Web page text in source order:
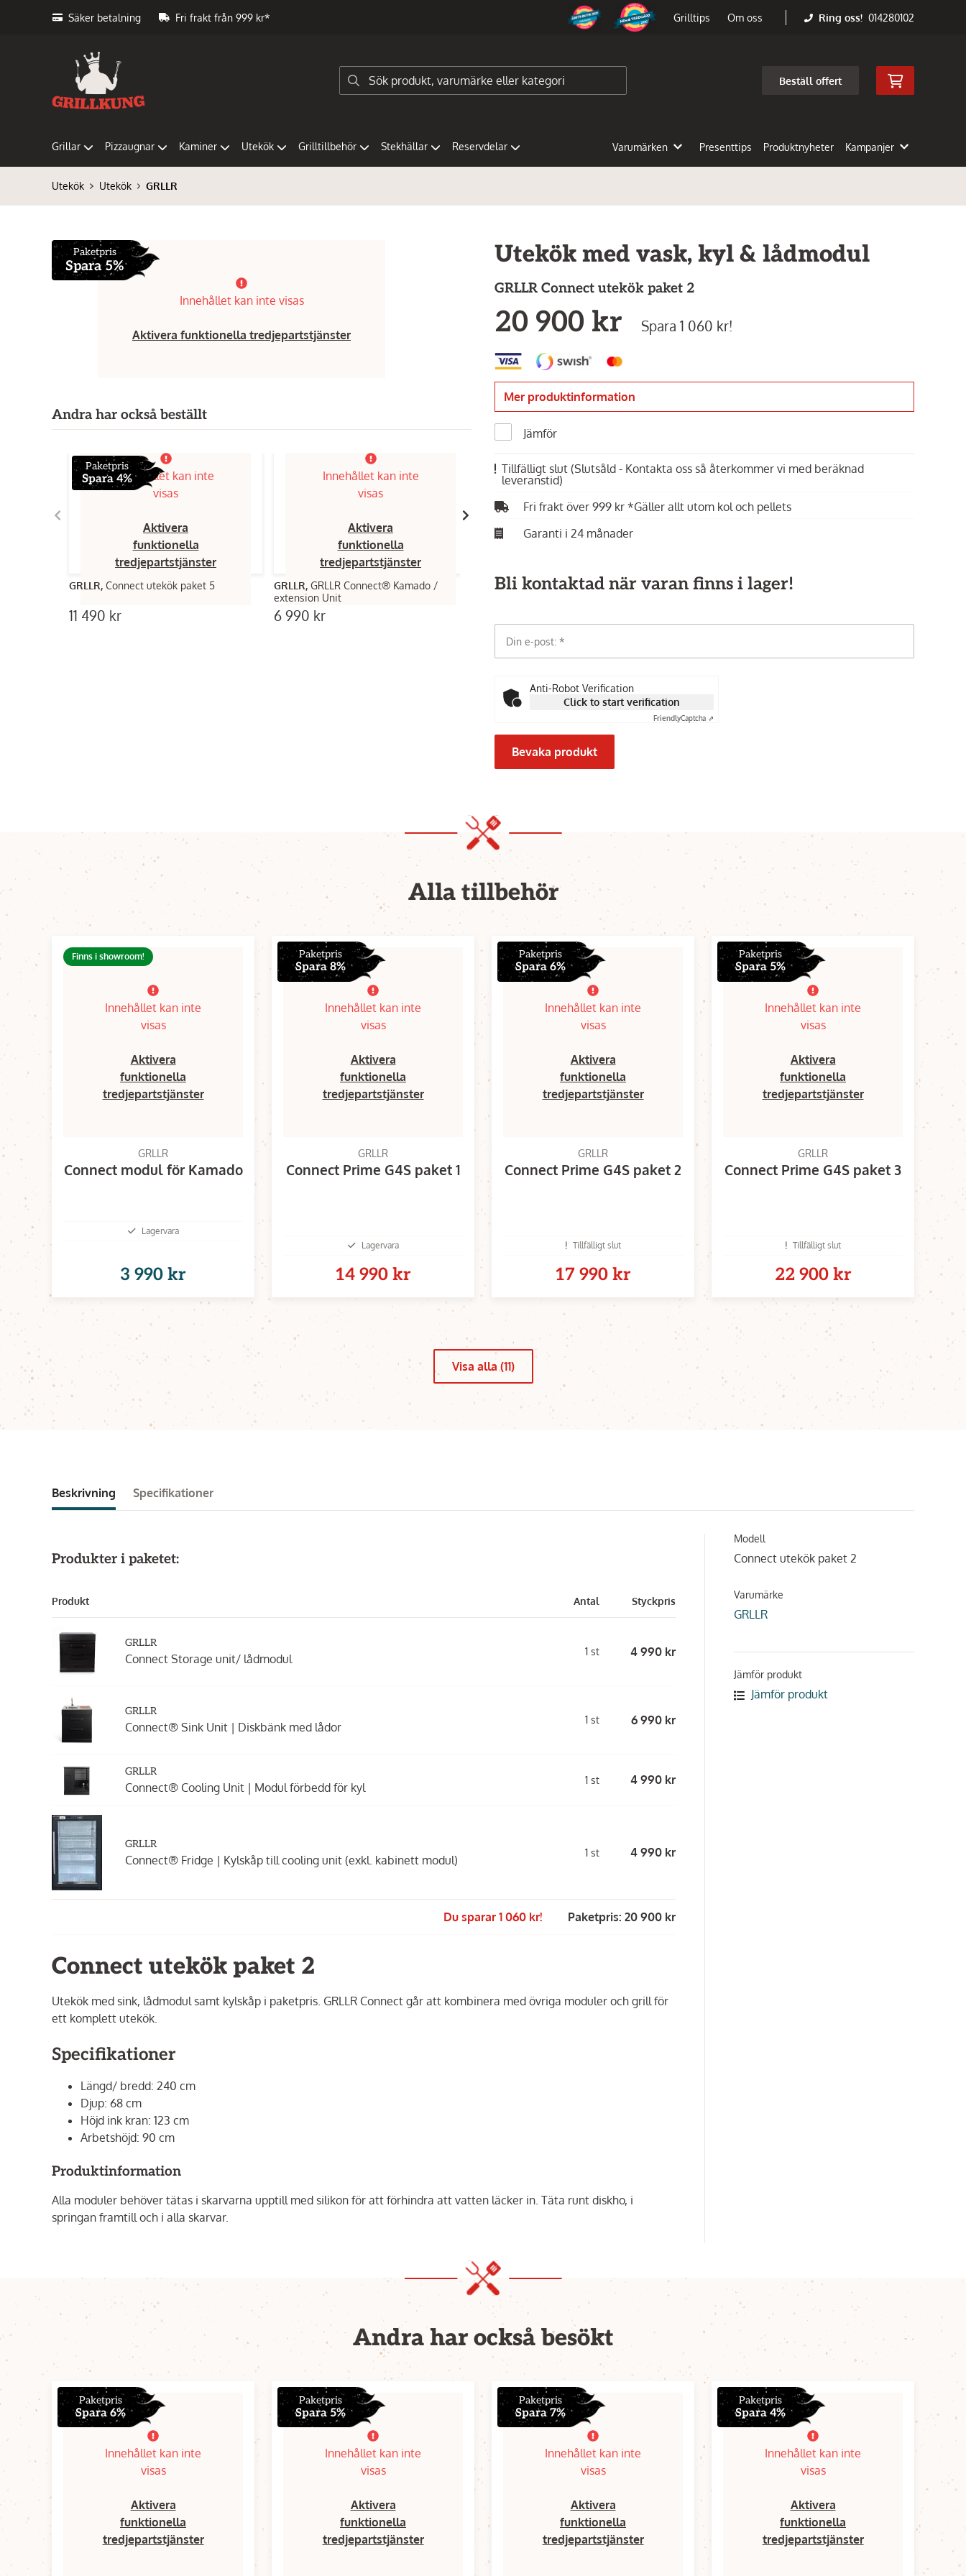
Säker betalning Fri frakt från 999 kr* Grilltips Om oss Ring oss! 014280102
Beställ offert
Grillar Pizzaugnar Kaminer Utekök Grilltillbehör Stekhällar Reservdelar Varumärken Presenttips Produktnyheter Kampanjer
Utekök Utekök GRLLR
Paketpris
Spara 5%
Innehållet kan inte visas
Aktivera funktionella tredjepartstjänster
Andra har också beställt
Paketpris
Spara 4%Innehållet kan inte
visas
Aktivera
funktionella
tredjepartstjänster
GRLLR, Connect utekök paket 5
11 490 kr
Innehållet kan inte
visas
Aktivera
funktionella
tredjepartstjänster
GRLLR, GRLLR Connect® Kamado /
extension Unit
6 990 kr
Finns i showroom!
Innehållet kan inte
Aktivera
Kamado Bono,EVO Media 22 Navy Blue
Finns i showroom!
Innehållet kan inte
Omberg,Borghamn dubbelskåp
Utekök med vask, kyl & lådmodul
GRLLR Connect utekök paket 2
20 900 kr Spara 1 060 kr!
Mer produktinformation
Jämför
Tillfälligt slut (Slutsåld - Kontakta oss så återkommer vi med beräknad
leveranstid)
Fri frakt över 999 kr *Gäller allt utom kol och pellets
Garanti i 24 månader
Bli kontaktad när varan finns i lager!
Din e-post:
Anti-Robot Verification
Click to start verification
FriendlyCaptcha ⇗
Bevaka produkt
Alla tillbehör
Finns i showroom!
Innehållet kan inte
visas
Aktivera
funktionella
tredjepartstjänster
GRLLR
Connect modul för Kamado
Lagervara
3 990 kr
Paketpris
Spara 8%
Innehållet kan inte
visas
Aktivera
funktionella
tredjepartstjänster
GRLLR
Connect Prime G4S paket 1
Lagervara
14 990 kr
Paketpris
Spara 6%
Innehållet kan inte
visas
Aktivera
funktionella
tredjepartstjänster
GRLLR
Connect Prime G4S paket 2
Tillfälligt slut
17 990 kr
Paketpris
Spara 5%
Innehållet kan inte
visas
Aktivera
funktionella
tredjepartstjänster
GRLLR
Connect Prime G4S paket 3
Tillfälligt slut
22 900 kr
Visa alla (11)
Beskrivning Specifikationer
Produkter i paketet:
Produkt Antal Styckpris
GRLLR
Connect Storage unit/ lådmodul
1 st 4 990 kr
GRLLR
Connect® Sink Unit | Diskbänk med lådor
1 st 6 990 kr
GRLLR
Connect® Cooling Unit | Modul förbedd för kyl
1 st 4 990 kr
GRLLR
Connect® Fridge | Kylskåp till cooling unit (exkl. kabinett modul)
1 st 4 990 kr
Du sparar 1 060 kr! Paketpris: 20 900 kr
Connect utekök paket 2
Utekök med sink, lådmodul samt kylskåp i paketpris. GRLLR Connect går att kombinera med övriga moduler och grill för
ett komplett utekök.
Specifikationer
Längd/ bredd: 240 cm
Djup: 68 cm
Höjd ink kran: 123 cm
Arbetshöjd: 90 cm
Produktinformation
Alla moduler behöver tätas i skarvarna upptill med silikon för att förhindra att vatten läcker in. Täta runt diskho, i
springan framtill och i alla skarvar.
Modell
Connect utekök paket 2
Varumärke
GRLLR
Jämför produkt
Jämför produkt
Andra har också besökt
Paketpris
Spara 6%
Innehållet kan inte
visas
Aktivera
funktionella
tredjepartstjänster
Paketpris
Spara 5%
Innehållet kan inte
visas
Aktivera
funktionella
tredjepartstjänster
Paketpris
Spara 7%
Innehållet kan inte
visas
Aktivera
funktionella
tredjepartstjänster
Paketpris
Spara 4%
Innehållet kan inte
visas
Aktivera
funktionella
tredjepartstjänster